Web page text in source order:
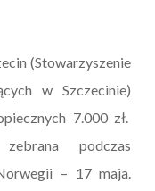
(Stowarzyszenie
w Szczecinie)
7.000 zł.
podczas
– 17 maja.